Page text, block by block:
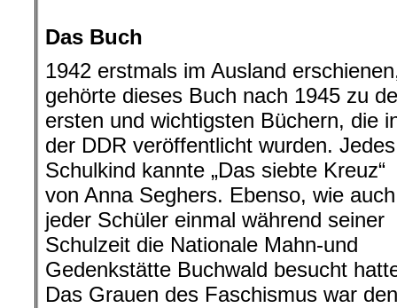
Das Buch
1942 erstmals im Ausland
gehörte dieses Buch nach 1945 zu
ersten und wichtigsten Büchern, die
der DDR veröffentlicht wurden. Jedes
Schulkind kannte „Das siebte Kreuz“
von Anna Seghers. Ebenso, wie auch
jeder Schüler einmal während seiner
Schulzeit die Nationale Mahn-und
Gedenkstätte Buchwald besucht
Das Grauen des Faschismus war den